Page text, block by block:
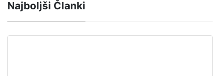
Najboljši Članki